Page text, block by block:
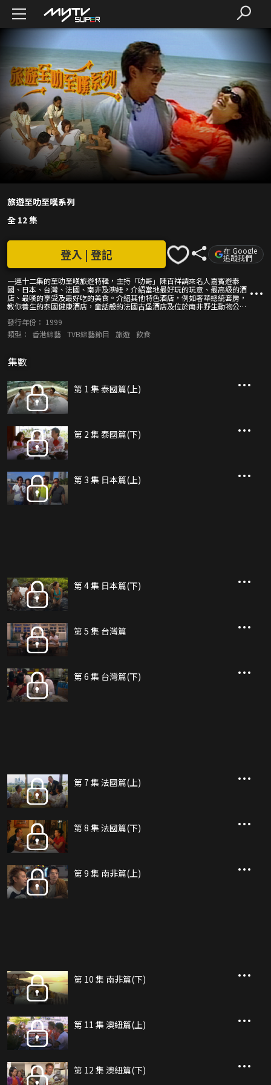
旅遊至叻至嘆系列
全 12 集
一連十二集的至叻至嘆旅遊特輯，主持「叻哥」陳百祥請來名人嘉賓遊泰
國、日本、台灣、法國、南非及澳紐，介紹當地最好玩的玩意、最高級的酒
店、最嘆的享受及最好吃的美食。介紹其他特色酒店，例如奢華總統套房，
教你養生的泰國健康酒店，童話般的法國古堡酒店及位於南非野生動物公園
風景，在南非玩滑沙及近距離觀看非洲野生動物，在紐西蘭玩刺激的高空跳
傘及笨豬跳等。玩得累了，當然要好好享受一下，嘆泰式古法按摩，在日本
溫泉之鄉伊豆浸正宗天然溫泉，在法國嘆歐洲首創的紅酒spa及高爾夫按
數的最佳餐廳，品嚐正宗地道特產，如泰國湄南河大蝦、魚翅及鱷魚，日本
特有的河豚餐及吉品鮑魚，英女皇及國際名星都曾光顧的法國血鴨餐廳等。
保證旅程至叻至嘆，令你樂而忘返！
登入 | 登記 在 Google
追蹤我們
發行年份： 1999
類型：
香港綜藝 TVB綜藝節目 旅遊 飲食
集數
第 1 集 泰國篇(上)
第 2 集 泰國篇(下)
第 3 集 日本篇(上)
第 4 集 日本篇(下)
第 5 集 台灣篇
第 6 集 台灣篇(下)
第 7 集 法國篇(上)
第 8 集 法國篇(下)
第 9 集 南非篇(上)
第 10 集 南非篇(下)
第 11 集 澳紐篇(上)
第 12 集 澳紐篇(下)